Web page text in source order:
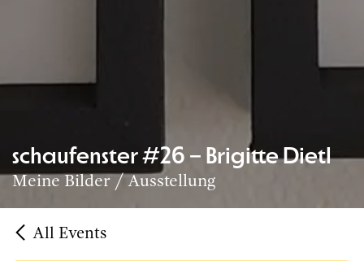
schaufenster #26 – Brigitte Dietl
Meine Bilder / Ausstellung
All Events